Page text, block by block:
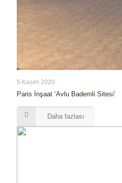
5 Kasım 2020
Paris İnşaat ‘Avlu Bademli Sitesi’
Daha fazlası